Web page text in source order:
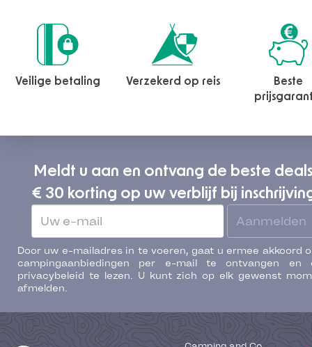
Veilige betaling Verzekerd op reis
Beste
Meldt u aan en ontvang de beste deals
€ 30 korting op uw verblijf bij
Aanmelden
Door uw e-mailadres in te voeren, gaat u ermee akkoord
campingaanbiedingen per e-mail te ontvangen en
privacybeleid te lezen. U kunt zich op elk gewenst
afmelden.